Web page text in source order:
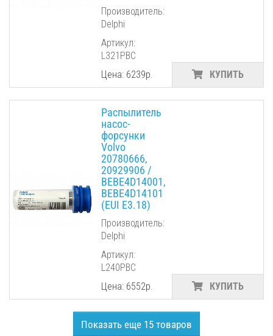
Производитель:
Delphi
Артикул:
L321PBC
Цена: 6239р.
КУПИТЬ
Распылитель
насос-
форсунки
Volvo
20780666,
20929906 /
BEBE4D14001,
BEBE4D14101
(EUI E3.18)
Производитель:
Delphi
Артикул:
L240PBC
Цена: 6552р.
КУПИТЬ
Показать еще 15 товаров